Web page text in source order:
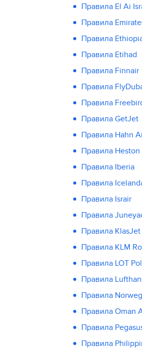
Правила El Ai
Правила
Правила
Правила Etihad
Правила Finnair
Правила
Правила
Правила GetJet
Правила Hahn
Правила Heston
Правила Iberia
Правила
Правила Israir
Правила
Правила KlasJet
Правила KLM
Правила LOT
Правила
Правила
Правила Oman
Правила
Правила